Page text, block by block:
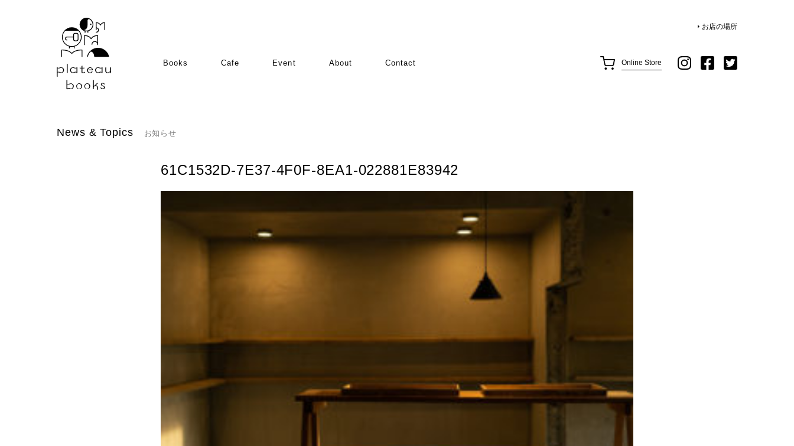
Books Cafe Event About Contact Online Store
お店の場所
News & Topics お知らせ
61C1532D-7E37-4F0F-8EA1-022881E83942